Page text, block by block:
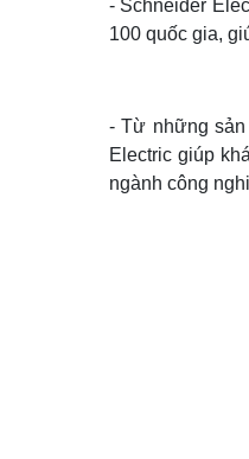
- Schneider
100 quốc gia,
- Từ những sản
Electric giúp
ngành công